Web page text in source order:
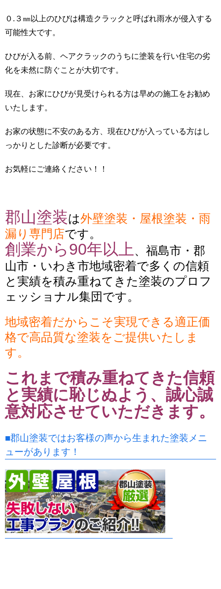
０.３㎜以上のひびは構造クラックと呼ばれ雨水が侵入する
可能性大です。
ひびが入る前、ヘアクラックのうちに塗装を行い住宅の劣
化を未然に防ぐことが大切です。
現在、お家にひびが見受けられる方は早めの施工をお勧め
いたします。
お家の状態に不安のある方、現在ひびが入っている方はし
っかりとした診断が必要です。
お気軽にご連絡ください！！
郡山塗装は外壁塗装・屋根塗装・雨
漏り専門店です。
創業から90年以上 、福島市・郡
山市・いわき市地域密着で多くの信頼
と実績を積み重ねてきた塗装のプロフ
ェッショナル集団です。
地域密着だからこそ実現できる適正価
格で高品質な塗装をご提供いたしま
す。
これまで積み重ねてきた信頼
と実績に恥じぬよう、誠心誠
意対応させていただきます。
■郡山塗装ではお客様の声から生まれた塗装メニ
ューがあります！